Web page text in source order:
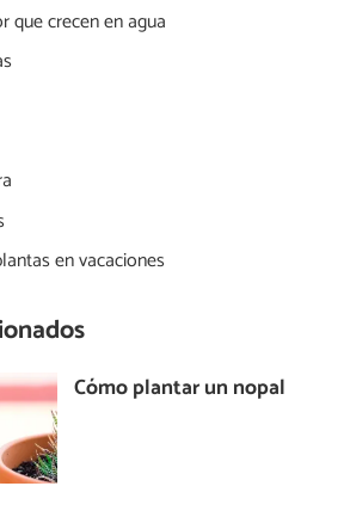
que crecen en agua
en vacaciones
Cómo plantar un nopal